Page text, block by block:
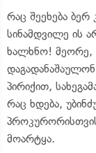
რაც შეეხება
სინამდვილე ის
ხალხნო! მეორე,
დაგადანაშაულონ
პირიქით,
რაც ხდება,
მოარტყა.